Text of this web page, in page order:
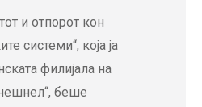
и отпорот кон
системи“, која ја
филијала на
беше